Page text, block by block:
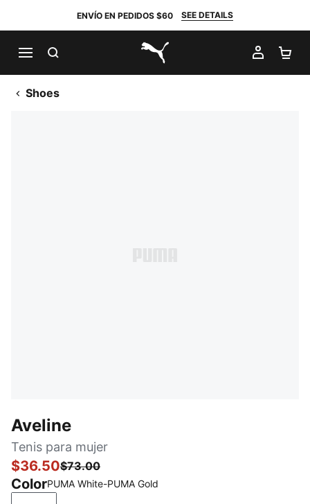
ENVÍO EN PEDIDOS $60 SEE DETAILS
PUMA.com
MI
Shoes
Aveline
Tenis para mujer
$36.50$73.00
ColorPUMA White-PUMA Gold